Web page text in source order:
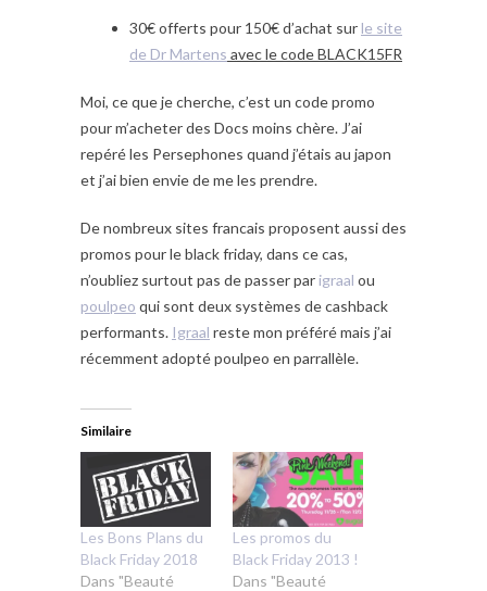
30€ offerts pour 150€ d’achat sur le site
de Dr Martens avec le code BLACK15FR
Moi, ce que je cherche, c’est un code promo
pour m’acheter des Docs moins chère. J’ai
repéré les Persephones quand j’étais au japon
et j’ai bien envie de me les prendre.
De nombreux sites francais proposent aussi des
promos pour le black friday, dans ce cas,
n’oubliez surtout pas de passer par igraal ou
poulpeo qui sont deux systèmes de cashback
performants. Igraal reste mon préféré mais j’ai
récemment adopté poulpeo en parrallèle.
Similaire
Les Bons Plans du
Black Friday 2018
Dans "Beauté
Les promos du
Black Friday 2013 !
Dans "Beauté